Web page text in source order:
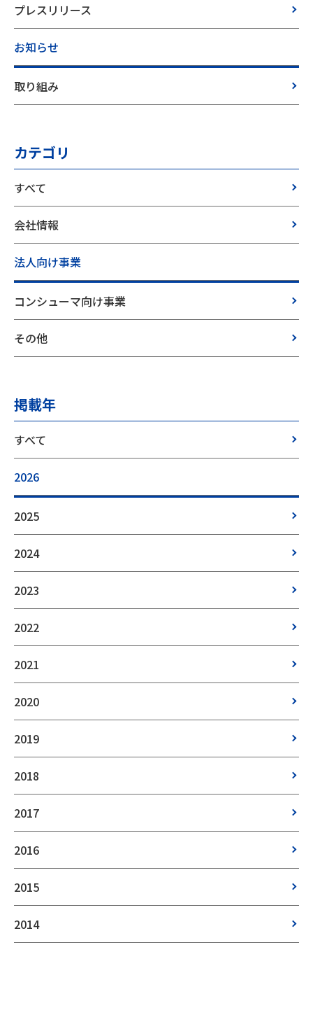
プレスリリース
お知らせ
取り組み
カテゴリ
すべて
会社情報
法人向け事業
コンシューマ向け事業
その他
掲載年
すべて
2026
2025
2024
2023
2022
2021
2020
2019
2018
2017
2016
2015
2014